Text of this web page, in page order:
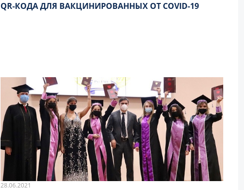
QR-КОДА ДЛЯ ВАКЦИНИРОВАННЫХ ОТ COVID-19
28.06.2021